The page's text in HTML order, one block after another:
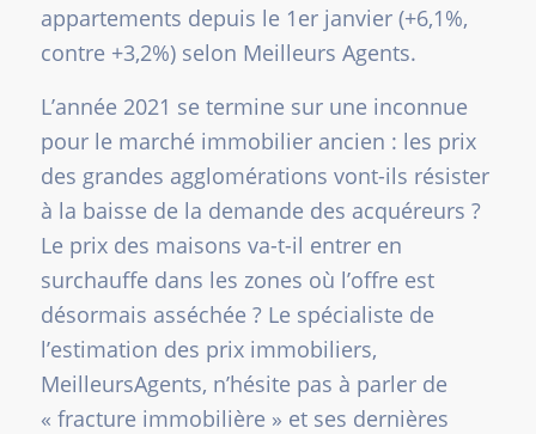
appartements depuis le 1er janvier (+6,1%,
contre +3,2%) selon Meilleurs Agents.
L’année 2021 se termine sur une inconnue
pour le marché immobilier ancien : les prix
des grandes agglomérations vont-ils résister
à la baisse de la demande des acquéreurs ?
Le prix des maisons va-t-il entrer en
surchauffe dans les zones où l’offre est
désormais asséchée ? Le spécialiste de
l’estimation des prix immobiliers,
MeilleursAgents, n’hésite pas à parler de
« fracture immobilière » et ses dernières